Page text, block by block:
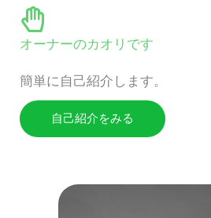
オーナーのカオリです
簡単に自己紹介します。
自己紹介をみる